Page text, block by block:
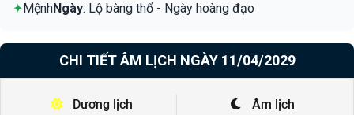
✦MệnhNgày: Lộ bàng thổ - Ngày hoàng đạo
CHI TIẾT ÂM LỊCH NGÀY 11/04/2029
Dương lịch Âm lịch